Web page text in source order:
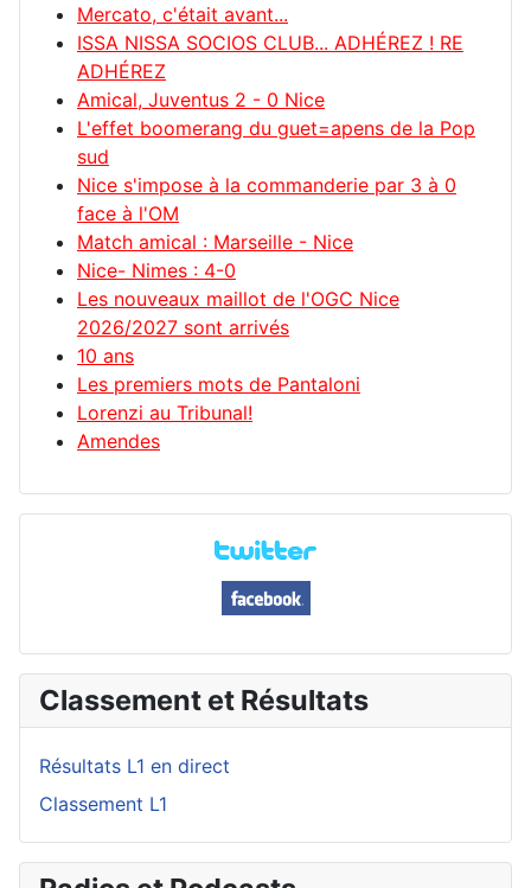
Mercato, c'était avant...
ISSA NISSA SOCIOS CLUB... ADHÉREZ ! RE
ADHÉREZ
Amical, Juventus 2 - 0 Nice
L'effet boomerang du guet=apens de la Pop
sud
Nice s'impose à la commanderie par 3 à 0
face à l'OM
Match amical : Marseille - Nice
Nice- Nimes : 4-0
Les nouveaux maillot de l'OGC Nice
2026/2027 sont arrivés
10 ans
Les premiers mots de Pantaloni
Lorenzi au Tribunal!
Amendes
Classement et Résultats
Résultats L1 en direct
Classement L1